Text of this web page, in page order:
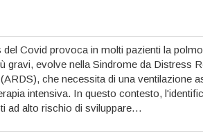
del Covid provoca in molti pazienti la
gravi, evolve nella Sindrome da Distress
che necessita di una ventilazione
intensiva. In questo contesto,
ad alto rischio di sviluppare…